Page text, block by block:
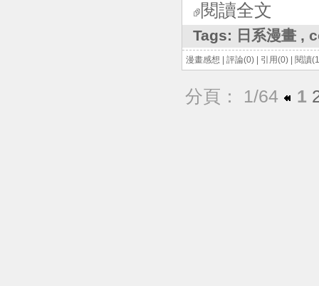
閱讀全文
Tags: 日系漫畫 ,
漫畫感想 評論(0) 引用(0) 閱讀
分頁： 1/64 1